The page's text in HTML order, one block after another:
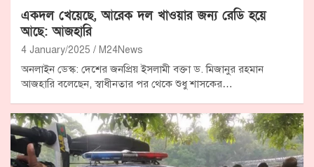
একদল খেয়েছে, আরেক দল খাওয়ার জন্য রেডি হয়ে
আছে: আজহারি
4 January/2025 M24News
অনলাইন ডেস্ক: দেশের জনপ্রিয় ইসলামী বক্তা ড. মিজানুর রহমান
আজহারি বলেছেন, স্বাধীনতার পর থেকে শুধু শাসকের…